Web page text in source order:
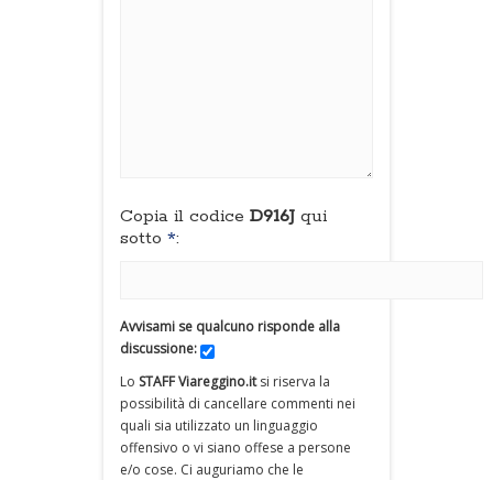
Copia il codice D916J qui
sotto *:
Avvisami se qualcuno risponde alla
discussione:
Lo STAFF Viareggino.itsi riserva la
possibilità di cancellare commenti nei
quali sia utilizzato un linguaggio
offensivo o vi siano offese a persone
e/o cose. Ci auguriamo che le